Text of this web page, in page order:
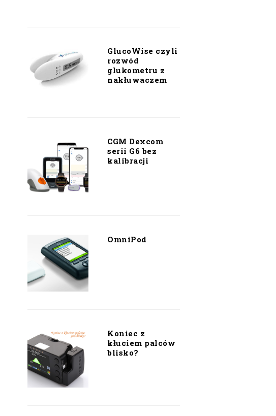
GlucoWise czyli
rozwód
glukometru z
nakłuwaczem
CGM Dexcom
serii G6 bez
kalibracji
OmniPod
Koniec z
kłuciem palców
blisko?